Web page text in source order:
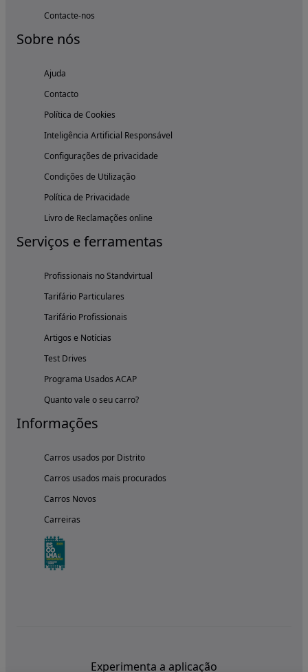
Contacte-nos
Sobre nós
Ajuda
Contacto
Política de Cookies
Inteligência Artificial Responsável
Configurações de privacidade
Condições de Utilização
Política de Privacidade
Livro de Reclamações online
Serviços e ferramentas
Profissionais no Standvirtual
Tarifário Particulares
Tarifário Profissionais
Artigos e Notícias
Test Drives
Programa Usados ACAP
Quanto vale o seu carro?
Informações
Carros usados por Distrito
Carros usados mais procurados
Carros Novos
Carreiras
Experimenta a aplicação